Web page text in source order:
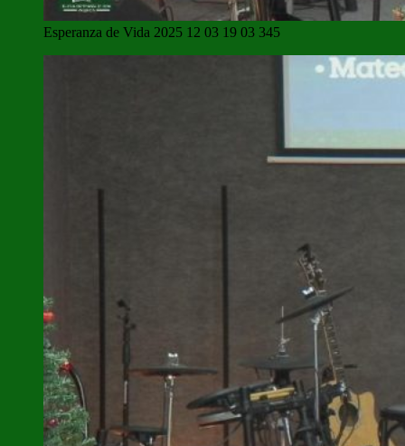
Esperanza de Vida 2025 12 03 19 03 345